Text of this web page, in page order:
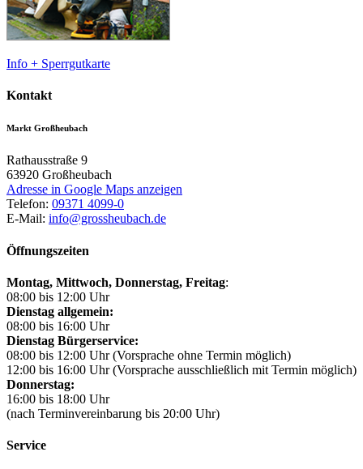
Info + Sperrgutkarte
Kontakt
Markt Großheubach
Rathausstraße 9
63920 Großheubach
Adresse in Google Maps anzeigen
Telefon: 09371 4099-0
E-Mail: info@grossheubach.de
Öffnungszeiten
Montag, Mittwoch, Donnerstag, Freitag:
08:00 bis 12:00 Uhr
Dienstag allgemein:
08:00 bis 16:00 Uhr
Dienstag Bürgerservice:
08:00 bis 12:00 Uhr (Vorsprache ohne Termin möglich)
12:00 bis 16:00 Uhr (Vorsprache ausschließlich mit Termin möglich)
Donnerstag:
16:00 bis 18:00 Uhr
(nach Terminvereinbarung bis 20:00 Uhr)
Service